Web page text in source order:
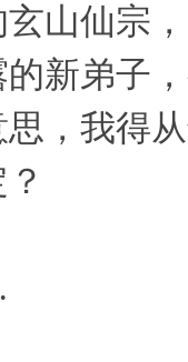
仙宗，
新弟子，
，我得从